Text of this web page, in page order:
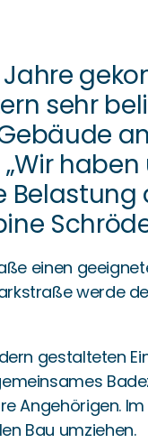
sehr
einen
werde
gestalteten
Angehörigen.
Bau umziehen.